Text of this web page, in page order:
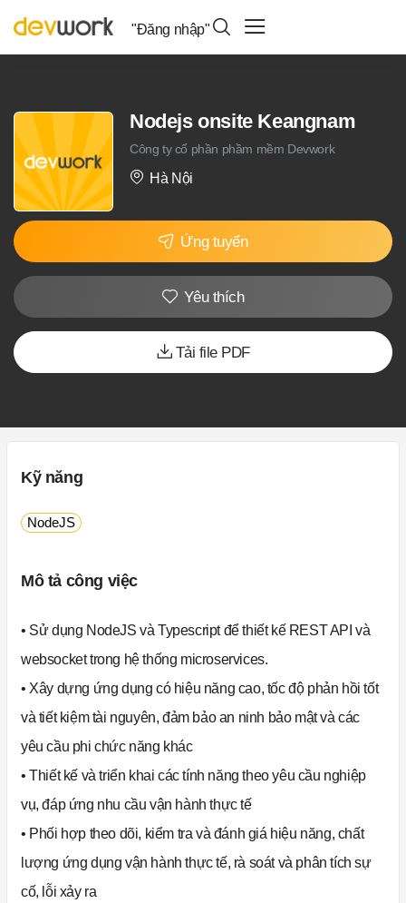
"Đăng nhập"
Nodejs onsite Keangnam
Công ty cổ phần phầm mềm Devwork
Hà Nội
Ứng tuyển
Yêu thích
Tải file PDF
Kỹ năng
NodeJS
Mô tả công việc
• Sử dụng NodeJS và Typescript để thiết kế REST API và
websocket trong hệ thống microservices.
• Xây dựng ứng dụng có hiệu năng cao, tốc độ phản hồi tốt
và tiết kiệm tài nguyên, đảm bảo an ninh bảo mật và các
yêu cầu phi chức năng khác
• Thiết kế và triển khai các tính năng theo yêu cầu nghiệp
vụ, đáp ứng nhu cầu vận hành thực tế
• Phối hợp theo dõi, kiểm tra và đánh giá hiệu năng, chất
lượng ứng dụng vận hành thực tế, rà soát và phân tích sự
cố, lỗi xảy ra